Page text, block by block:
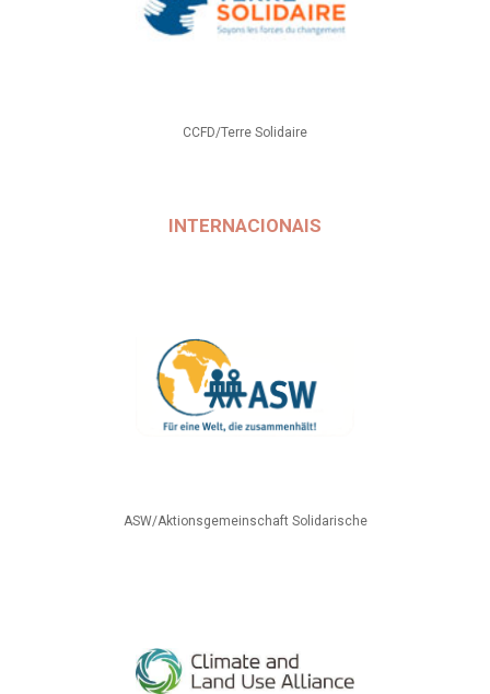
CCFD/Terre Solidaire
INTERNACIONAIS
ASW/Aktionsgemeinschaft Solidarische